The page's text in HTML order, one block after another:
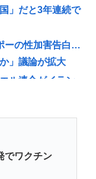
」だと3年連続で
ーの性加害告白…
」議論が拡大
ル連合がイラン
が最強部数653万
の面子がヤバす
た不法移民に物
でワクチン